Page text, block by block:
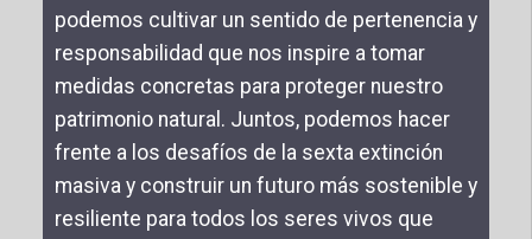
podemos cultivar un sentido de pertenencia y
responsabilidad que nos inspire a tomar
medidas concretas para proteger nuestro
patrimonio natural. Juntos, podemos hacer
frente a los desafíos de la sexta extinción
masiva y construir un futuro más sostenible y
resiliente para todos los seres vivos que